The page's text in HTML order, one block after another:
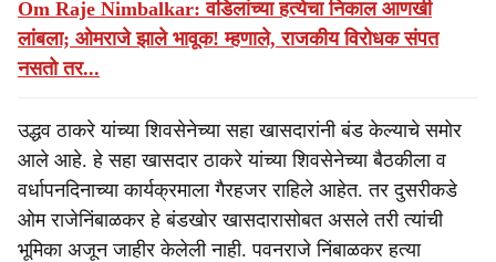
Om Raje Nimbalkar: वडिलांच्या हत्येचा निकाल आणखी
लांबला; ओमराजे झाले भावूक! म्हणाले, राजकीय विरोधक संपत
नसतो तर...
उद्धव ठाकरे यांच्या शिवसेनेच्या सहा खासदारांनी बंड केल्याचे समोर
आले आहे. हे सहा खासदार ठाकरे यांच्या शिवसेनेच्या बैठकीला व
वर्धापनदिनाच्या कार्यक्रमाला गैरहजर राहिले आहेत. तर दुसरीकडे
ओम राजेनिंबाळकर हे बंडखोर खासदारासोबत असले तरी त्यांची
भूमिका अजून जाहीर केलेली नाही. पवनराजे निंबाळकर हत्या